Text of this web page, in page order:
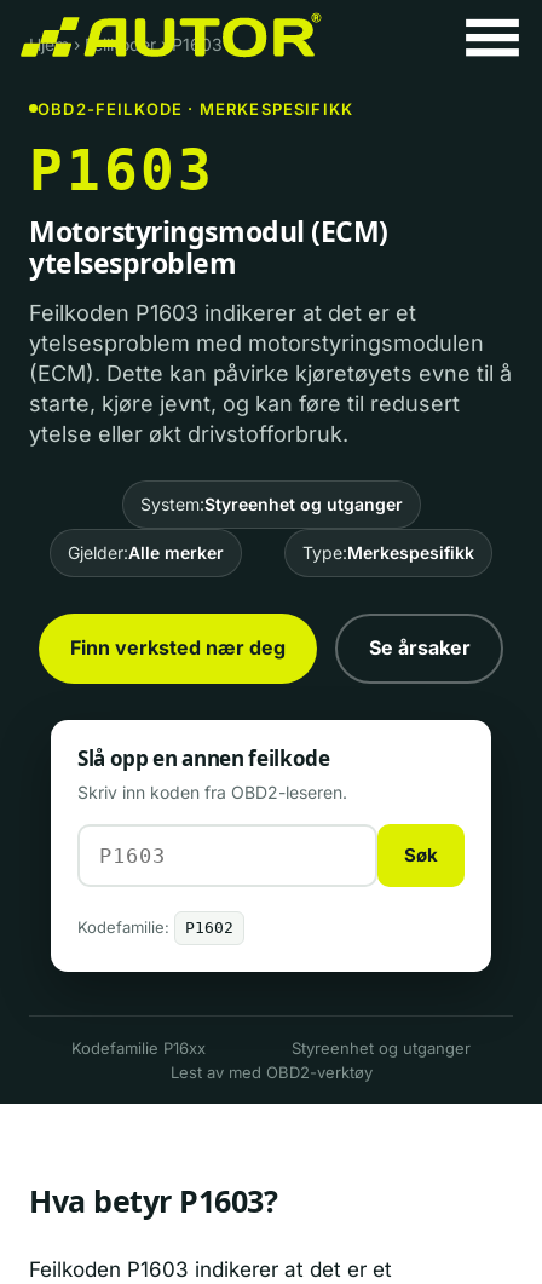
Hjem› Feilkoder› P1603
OBD2-FEILKODE · MERKESPESIFIKK
P1603
Motorstyringsmodul (ECM)
ytelsesproblem
Feilkoden P1603 indikerer at det er et
ytelsesproblem med motorstyringsmodulen
(ECM). Dette kan påvirke kjøretøyets evne til å
starte, kjøre jevnt, og kan føre til redusert
ytelse eller økt drivstofforbruk.
System:Styreenhet og utganger
Gjelder:Alle merker Type:Merkespesifikk
Finn verksted nær deg Se årsaker
Slå opp en annen feilkode
Skriv inn koden fra OBD2-leseren.
Søk
Kodefamilie: P1602
Kodefamilie P16xx
Styreenhet og utganger
Lest av med OBD2-verktøy
Hva betyr P1603?
Feilkoden P1603 indikerer at det er et